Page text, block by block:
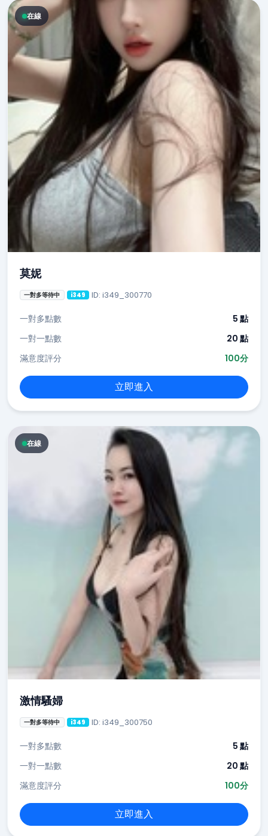
在線
莫妮
一對多等待中 i349 ID: i349_300770
一對多點數
5 點
一對一點數
20 點
滿意度評分
100分
立即進入
在線
激情騷婦
一對多等待中 i349 ID: i349_300750
一對多點數
5 點
一對一點數
20 點
滿意度評分
100分
立即進入